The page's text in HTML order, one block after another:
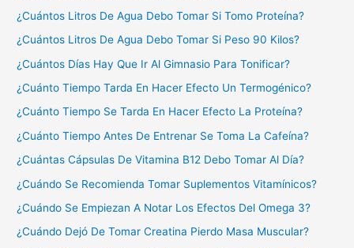
¿Cuántos Litros De Agua Debo Tomar Si Tomo Proteína?
¿Cuántos Litros De Agua Debo Tomar Si Peso 90 Kilos?
¿Cuántos Días Hay Que Ir Al Gimnasio Para Tonificar?
¿Cuánto Tiempo Tarda En Hacer Efecto Un Termogénico?
¿Cuánto Tiempo Se Tarda En Hacer Efecto La Proteína?
¿Cuánto Tiempo Antes De Entrenar Se Toma La Cafeína?
¿Cuántas Cápsulas De Vitamina B12 Debo Tomar Al Día?
¿Cuándo Se Recomienda Tomar Suplementos Vitamínicos?
¿Cuándo Se Empiezan A Notar Los Efectos Del Omega 3?
¿Cuándo Dejó De Tomar Creatina Pierdo Masa Muscular?